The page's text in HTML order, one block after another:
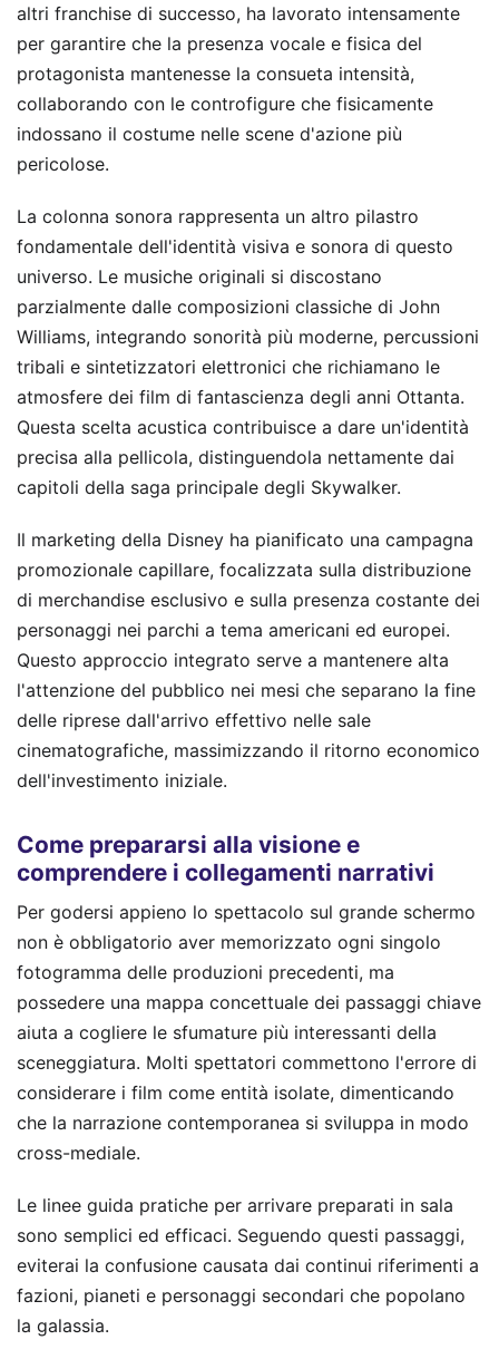
altri franchise di successo, ha lavorato intensamente
per garantire che la presenza vocale e fisica del
protagonista mantenesse la consueta intensità,
collaborando con le controfigure che fisicamente
indossano il costume nelle scene d'azione più
pericolose.
La colonna sonora rappresenta un altro pilastro
fondamentale dell'identità visiva e sonora di questo
universo. Le musiche originali si discostano
parzialmente dalle composizioni classiche di John
Williams, integrando sonorità più moderne, percussioni
tribali e sintetizzatori elettronici che richiamano le
atmosfere dei film di fantascienza degli anni Ottanta.
Questa scelta acustica contribuisce a dare un'identità
precisa alla pellicola, distinguendola nettamente dai
capitoli della saga principale degli Skywalker.
Il marketing della Disney ha pianificato una campagna
promozionale capillare, focalizzata sulla distribuzione
di merchandise esclusivo e sulla presenza costante dei
personaggi nei parchi a tema americani ed europei.
Questo approccio integrato serve a mantenere alta
l'attenzione del pubblico nei mesi che separano la fine
delle riprese dall'arrivo effettivo nelle sale
cinematografiche, massimizzando il ritorno economico
dell'investimento iniziale.
Come prepararsi alla visione e
comprendere i collegamenti narrativi
Per godersi appieno lo spettacolo sul grande schermo
non è obbligatorio aver memorizzato ogni singolo
fotogramma delle produzioni precedenti, ma
possedere una mappa concettuale dei passaggi chiave
aiuta a cogliere le sfumature più interessanti della
sceneggiatura. Molti spettatori commettono l'errore di
considerare i film come entità isolate, dimenticando
che la narrazione contemporanea si sviluppa in modo
cross-mediale.
Le linee guida pratiche per arrivare preparati in sala
sono semplici ed efficaci. Seguendo questi passaggi,
eviterai la confusione causata dai continui riferimenti a
fazioni, pianeti e personaggi secondari che popolano
la galassia.